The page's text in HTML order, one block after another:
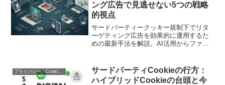
ング広告で見逃せない5つの戦略
的視点
サードパーティークッキー規制下でリタ
ーゲティング広告を効果的に運用するた
めの最新手法を解説。AI活用からファー
ます
サードパーティCookieの行方：
ハイブリッドCookieの台頭と今